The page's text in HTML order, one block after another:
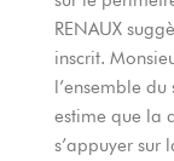
RENAUX
inscrit.
l’ensemble
estime que la
s’appuyer sur